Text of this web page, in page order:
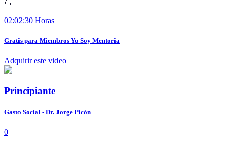
02:02:30 Horas
Gratis para Miembros Yo Soy Mentoria
Adquirir este video
Principiante
Gasto Social - Dr. Jorge Picón
0